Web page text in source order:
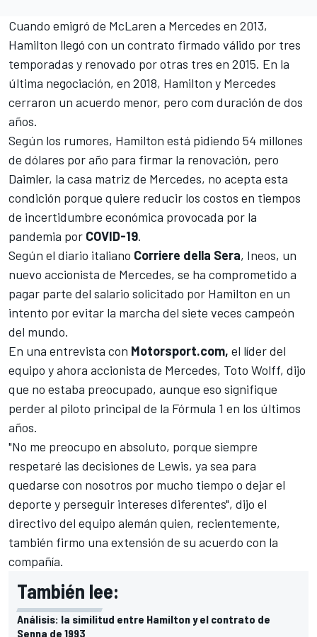
Cuando emigró de McLaren a Mercedes en 2013,
Hamilton llegó con un contrato firmado válido por tres
temporadas y renovado por otras tres en 2015. En la
última negociación, en 2018, Hamilton y Mercedes
cerraron un acuerdo menor, pero com duración de dos
años.
Según los rumores, Hamilton está pidiendo 54 millones
de dólares por año para firmar la renovación, pero
Daimler, la casa matriz de Mercedes, no acepta esta
condición porque quiere reducir los costos en tiempos
de incertidumbre económica provocada por la
pandemia por COVID-19.
Según el diario italiano Corriere della Sera, Ineos, un
nuevo accionista de Mercedes, se ha comprometido a
pagar parte del salario solicitado por Hamilton en un
intento por evitar la marcha del siete veces campeón
del mundo.
En una entrevista con Motorsport.com, el líder del
equipo y ahora accionista de Mercedes, Toto Wolff, dijo
que no estaba preocupado, aunque eso signifique
perder al piloto principal de la Fórmula 1 en los últimos
años.
"No me preocupo en absoluto, porque siempre
respetaré las decisiones de Lewis, ya sea para
quedarse con nosotros por mucho tiempo o dejar el
deporte y perseguir intereses diferentes", dijo el
directivo del equipo alemán quien, recientemente,
también firmo una extensión de su acuerdo con la
compañía.
También lee:
Análisis: la similitud entre Hamilton y el contrato de
Senna de 1993